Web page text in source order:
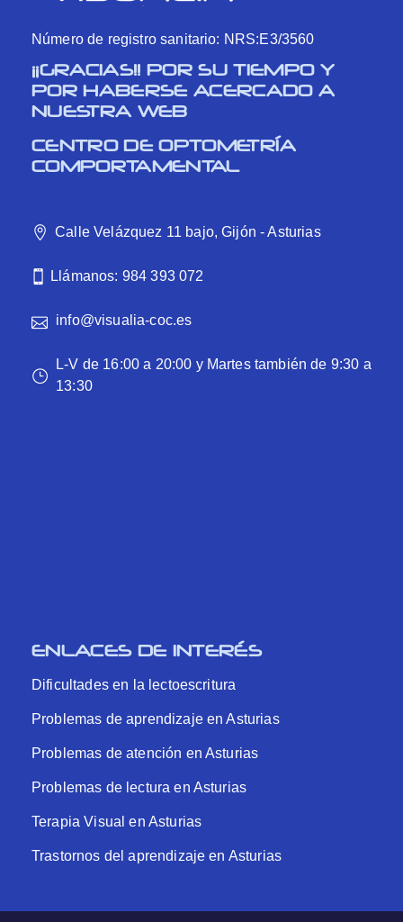
Número de registro sanitario: NRS:E3/3560
¡¡GRACIAS!! POR SU TIEMPO Y
POR HABERSE ACERCADO A
NUESTRA WEB
CENTRO DE OPTOMETRÍA
COMPORTAMENTAL
Calle Velázquez 11 bajo, Gijón - Asturias
Llámanos: 984 393 072
info@visualia-coc.es
L-V de 16:00 a 20:00 y Martes también de 9:30 a
13:30
ENLACES DE INTERÉS
Dificultades en la lectoescritura
Problemas de aprendizaje en Asturias
Problemas de atención en Asturias
Problemas de lectura en Asturias
Terapia Visual en Asturias
Trastornos del aprendizaje en Asturias